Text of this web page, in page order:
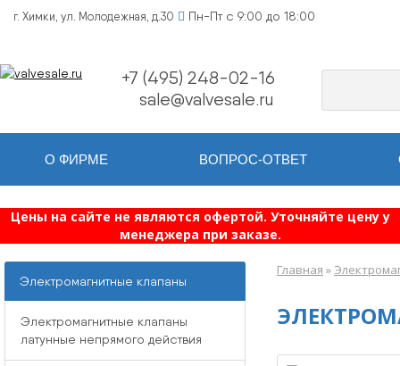
г. Химки, ул. Молодежная, д.30 Пн-Пт с 9:00 до 18:00
+7 (495) 248-02-16
sale@valvesale.ru
О ФИРМЕ ВОПРОС-ОТВЕТ
Цены на сайте не являются офертой. Уточняйте цену у
менеджера при заказе.
Главная »
Электромагнитные клапаны
Электромагнитные клапаны
латунные непрямого действия